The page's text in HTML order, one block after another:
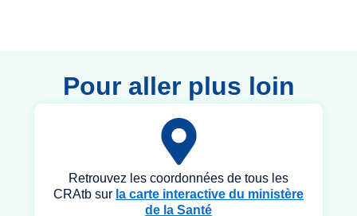
Pour aller plus loin
Retrouvez les coordonnées de tous les
CRAtb sur la carte interactive du ministère
de la Santé